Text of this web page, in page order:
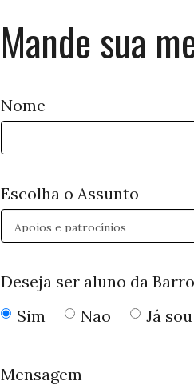
Mande sua
Nome
Escolha o Assunto
Deseja ser aluno da
Sim
Não Já sou
Mensagem